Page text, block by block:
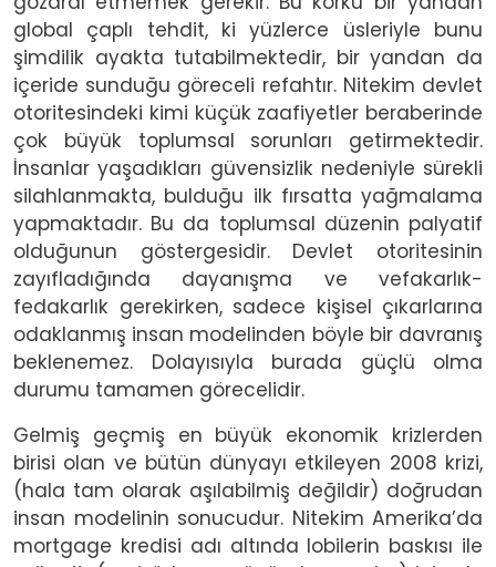
global çaplı tehdit, ki yüzlerce üsleriyle bunu
şimdilik ayakta tutabilmektedir, bir yandan da
içeride sunduğu göreceli refahtır. Nitekim devlet
otoritesindeki kimi küçük zaafiyetler beraberinde
çok büyük toplumsal sorunları getirmektedir.
İnsanlar yaşadıkları güvensizlik nedeniyle sürekli
silahlanmakta, bulduğu ilk fırsatta yağmalama
yapmaktadır. Bu da toplumsal düzenin palyatif
olduğunun göstergesidir. Devlet otoritesinin
zayıfladığında dayanışma ve vefakarlık-
fedakarlık gerekirken, sadece kişisel çıkarlarına
odaklanmış insan modelinden böyle bir davranış
beklenemez. Dolayısıyla burada güçlü olma
durumu tamamen görecelidir.
Gelmiş geçmiş en büyük ekonomik krizlerden
birisi olan ve bütün dünyayı etkileyen 2008 krizi,
(hala tam olarak aşılabilmiş değildir) doğrudan
insan modelinin sonucudur. Nitekim Amerika’da
mortgage kredisi adı altında lobilerin baskısı ile